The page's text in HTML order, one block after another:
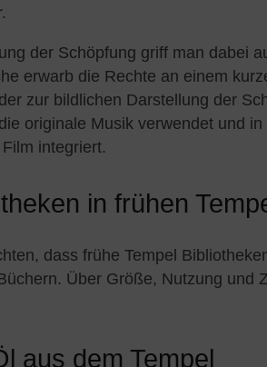
der Schöpfung griff man dabei
erwarb die Rechte an einem
zur bildlichen Darstellung der
originale Musik verwendet und
integriert.
in frühen
dass frühe Tempel
Über Größe, Nutzung und
aus dem Tempel